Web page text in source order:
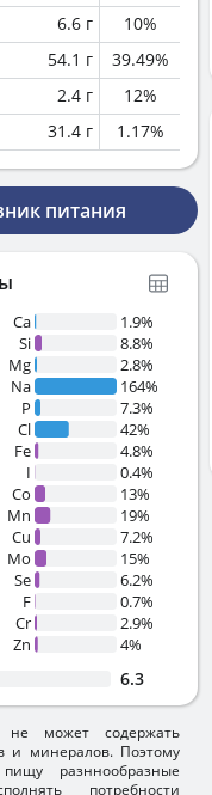
6.6 г 10%
54.1 г 39.49%
2.4 г 12%
31.4 г 1.17%
питания
Ca
1.9%
Si
8.8%
Mg
2.8%
Na
164%
P
7.3%
Cl
42%
Fe
4.8%
I
0.4%
Co
13%
Mn
19%
Cu
7.2%
Mo
15%
Se
6.2%
F
0.7%
Cr
2.9%
Zn
4%
6.3
не может содержать
и минералов. Поэтому
разннообразные
потребности